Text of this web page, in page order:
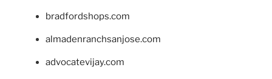
bradfordshops.com
almadenranchsanjose.com
advocatevijay.com